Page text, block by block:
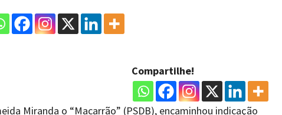
Compartilhe!
Miranda o “Macarrão” (PSDB), encaminhou indicação